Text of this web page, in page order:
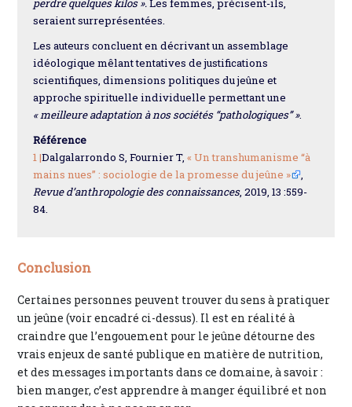
seraient surreprésentées.
Les auteurs concluent en décrivant un assemblage
idéologique mêlant tentatives de justifications
scientifiques, dimensions politiques du jeûne et
approche spirituelle individuelle permettant une
« meilleure adaptation à nos sociétés “pathologiques” ».
Référence
1 |Dalgalarrondo S, Fournier T,« Un transhumanisme “à
mains nues” : sociologie de la promesse du jeûne »
Revue d’anthropologie des connaissances, 2019, 13 :559-
84.
Conclusion
Certaines personnes peuvent trouver du sens à pratiquer
un jeûne (voir encadré ci-dessus). Il est en réalité à
craindre que l’engouement pour le jeûne détourne des
vrais enjeux de santé publique en matière de nutrition,
et des messages importants dans ce domaine, à savoir :
bien manger, c’est apprendre à manger équilibré et non